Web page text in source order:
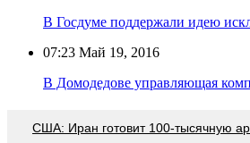
В Госдуме поддержали идею
07:23 Май 19, 2016
В Домодедове управляющая
США: Иран готовит 100-тысячную